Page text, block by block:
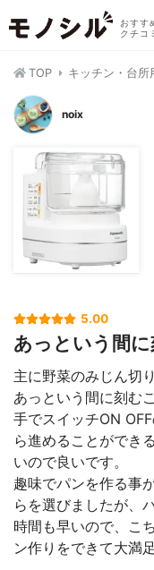
おすす
クチコ
TOP キッチン・台所
noix
5.00
あっという間
主に野菜のみじん切
あっという間に刻む
手でスイッチON
ら進めることができ
いので良いです。
趣味でパンを作る事
らを選びましたが、
時間も早いので、こ
ン作りをできて大満足